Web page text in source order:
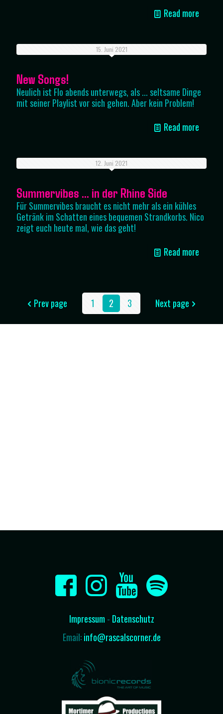
Read more
15. Juni 2021
New Songs!
Neulich ist Flo abends unterwegs, als ... seltsame Dinge
mit seiner Playlist vor sich gehen. Aber kein Problem!
Read more
12. Juni 2021
Summervibes … in der Rhine Side
Für Summervibes braucht es nicht mehr als ein kühles
Getränk im Schatten eines bequemen Strandkorbs. Nico
zeigt euch heute mal, wie das geht!
Read more
Prev page 1 2 3 Next page
Impressum - Datenschutz
Email:info@rascalscorner.de